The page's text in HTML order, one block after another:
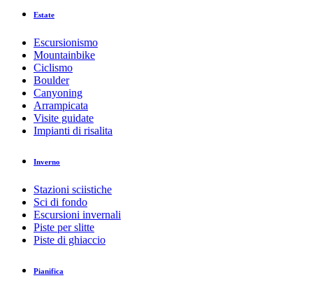
Estate
Escursionismo
Mountainbike
Ciclismo
Boulder
Canyoning
Arrampicata
Visite guidate
Impianti di risalita
Inverno
Stazioni sciistiche
Sci di fondo
Escursioni invernali
Piste per slitte
Piste di ghiaccio
Pianifica